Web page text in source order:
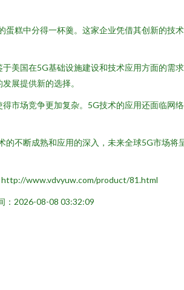
糕中分得一杯羹。这家企业凭借其创新的技
美国在5G基础设施建设和技术应用方面的需
展提供新的选择。
市场竞争更加复杂。5G技术的应用还面临网
不断成熟和应用的深入，未来全球5G市场
http://www.vdvyuw.com/product/81.html
：2026-08-08 03:32:09